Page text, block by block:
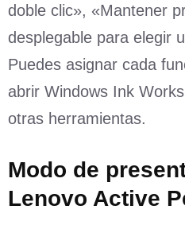
doble clic», «Mantener
desplegable para elegir
Puedes asignar cada
abrir Windows Ink
otras herramientas.
Modo de
Lenovo Active